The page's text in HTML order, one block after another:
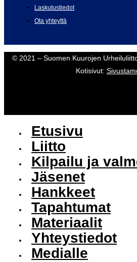
Laskutustiedot
Ota yhteyttä
© 2021 – Suomen Kuurojen
Kotisivut:
Etusivu
Liitto
Kilpailu ja
Jäsenet
Hankkeet
Tapahtumat
Materiaalit
Yhteystiedot
Medialle